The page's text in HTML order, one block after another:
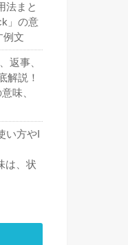
法まと
」の意
例文
返事、
解説！
味、
い方やI
は、状